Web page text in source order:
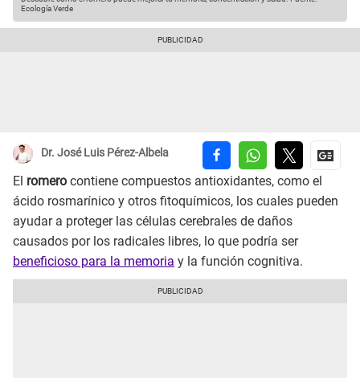
Ecología Verde
Dr. José Luis Pérez-Albela
El romero contiene compuestos antioxidantes, como el
ácido rosmarínico y otros fitoquímicos, los cuales pueden
ayudar a proteger las células cerebrales de daños
causados por los radicales libres, lo que podría ser
beneficioso para la memoria y la función cognitiva.